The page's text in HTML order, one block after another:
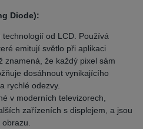
Diode):
od LCD. Používá
emitují světlo při aplikaci
znamená, že každý pixel sám
dosáhnout vynikajícího
rychlé odezvy.
v moderních televizorech,
zařízeních s displejem, a jsou